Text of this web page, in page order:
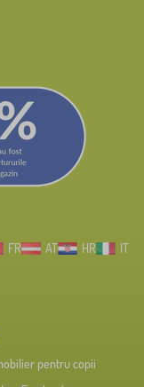
FR AT HR
IT
pentru copii